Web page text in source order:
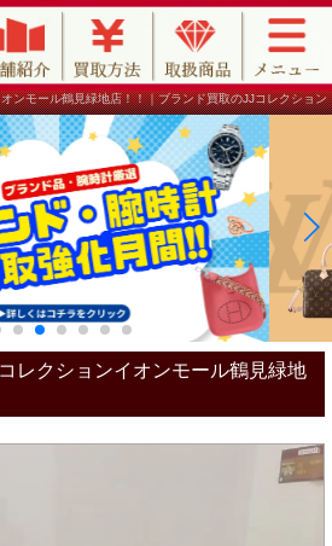
ンモール鶴見緑地店！！｜ブランド買取のJJコレクション